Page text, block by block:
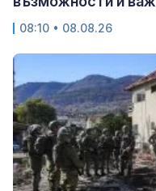
08:10 • 08.08.26